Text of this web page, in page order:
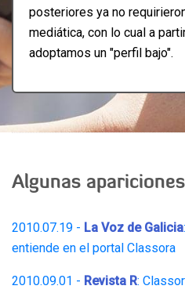
posteriores ya no
mediática, con lo cual a
adoptamos un "perfil bajo".
Algunas
2010.07.19 - La Voz de Galicia
entiende en el portal Classora
2010.09.01 - Revista R: